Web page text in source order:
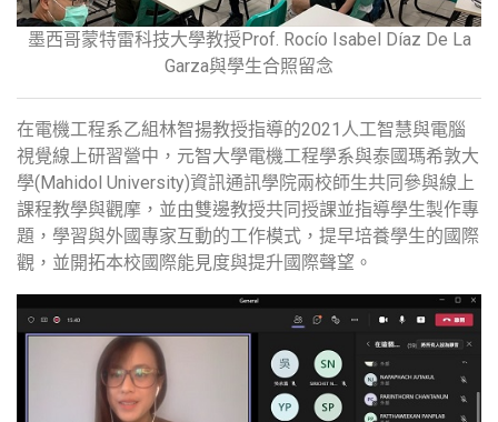
墨西哥蒙特雷科技大學教授Prof. Rocío Isabel Díaz De La
Garza與學生合照留念
在電機工程系乙組林智揚教授指導的2021人工智慧與電腦
視覺線上研習營中，元智大學電機工程學系與泰國瑪希敦大
學(Mahidol University)資訊通訊學院兩校師生共同參與線上
課程教學與觀摩，並由雙邊教授共同授課並指導學生製作專
題，學習與外國專家互動的工作模式，提早培養學生的國際
觀，並開拓本校國際能見度與提升國際聲望。